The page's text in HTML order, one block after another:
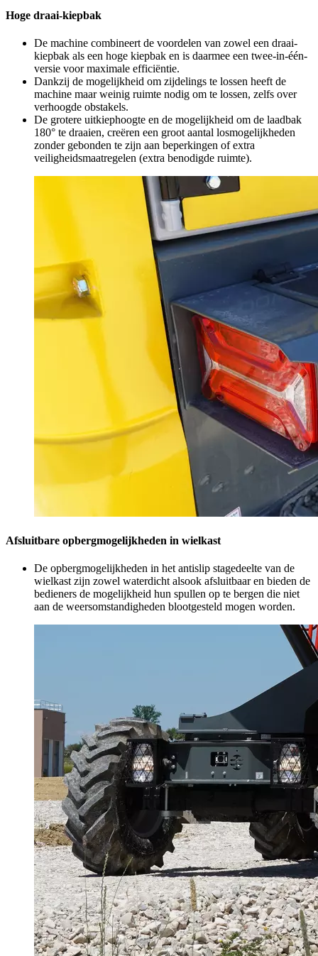
Hoge draai-kiepbak
De machine combineert de voordelen van zowel een draai-
kiepbak als een hoge kiepbak en is daarmee een twee-in-één-
versie voor maximale efficiëntie.
Dankzij de mogelijkheid om zijdelings te lossen heeft de
machine maar weinig ruimte nodig om te lossen, zelfs over
verhoogde obstakels.
De grotere uitkiephoogte en de mogelijkheid om de laadbak
180° te draaien, creëren een groot aantal losmogelijkheden
zonder gebonden te zijn aan beperkingen of extra
veiligheidsmaatregelen (extra benodigde ruimte).
Afsluitbare opbergmogelijkheden in wielkast
De opbergmogelijkheden in het antislip stagedeelte van de
wielkast zijn zowel waterdicht alsook afsluitbaar en bieden de
bedieners de mogelijkheid hun spullen op te bergen die niet
aan de weersomstandigheden blootgesteld mogen worden.